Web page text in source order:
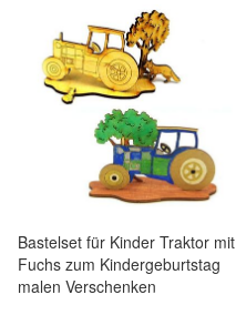
Bastelset für Kinder Traktor mit
Fuchs zum Kindergeburtstag
malen Verschenken